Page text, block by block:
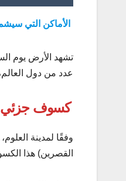
الأماكن التي
عدد من دول
كسوف جزئي
وفقًا لمدينة
القصرين) هذا الكسوف